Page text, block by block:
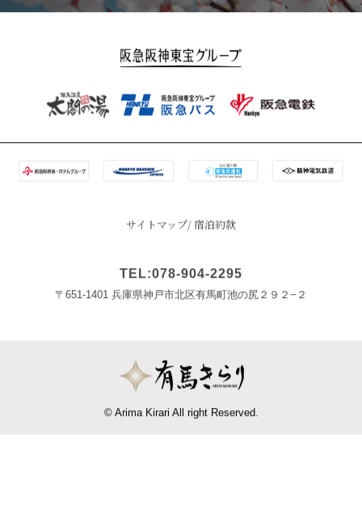
サイトマップ 宿泊約款
TEL:078-904-2295
〒651-1401 兵庫県神戸市北区有馬町池の尻２９２−２
© Arima Kirari All right Reserved.